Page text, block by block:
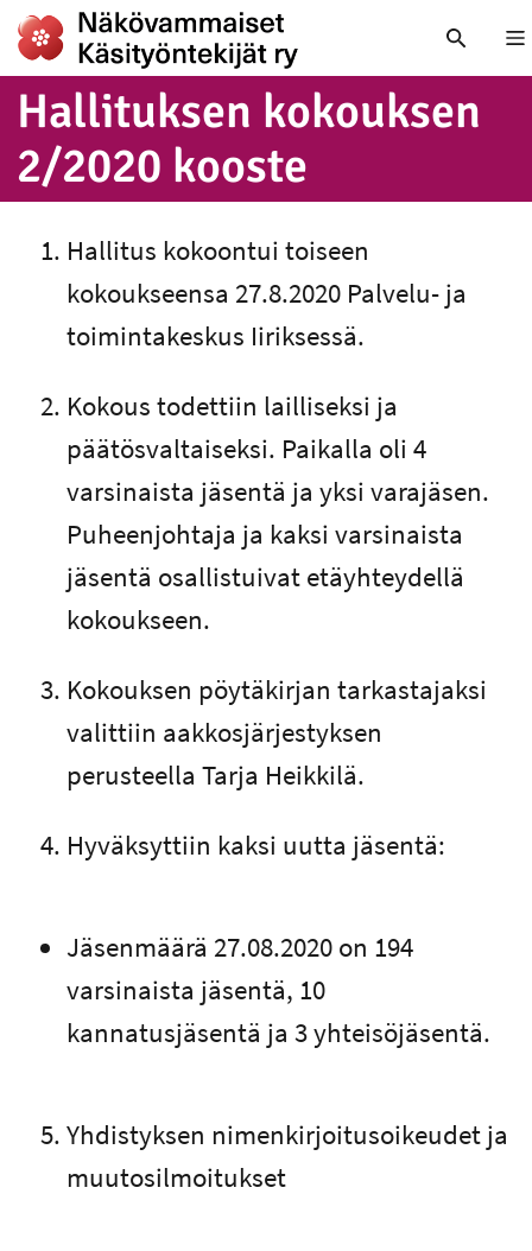
Hal­li­tuk­sen kokouksen
2/2020 kooste
Hallitus kokoontui toiseen
kokoukseensa 27.8.2020 Palvelu- ja
toimintakeskus Iiriksessä.
Kokous todettiin lailliseksi ja
päätösvaltaiseksi. Paikalla oli 4
varsinaista jäsentä ja yksi varajäsen.
Puheenjohtaja ja kaksi varsinaista
jäsentä osallistuivat etäyhteydellä
kokoukseen.
Kokouksen pöytäkirjan tarkastajaksi
valittiin aakkosjärjestyksen
perusteella Tarja Heikkilä.
Hyväksyttiin kaksi uutta jäsentä:
Jäsenmäärä 27.08.2020 on 194
varsinaista jäsentä, 10
kannatusjäsentä ja 3 yhteisöjäsentä.
Yhdistyksen nimenkirjoitusoikeudet ja
muutosilmoitukset